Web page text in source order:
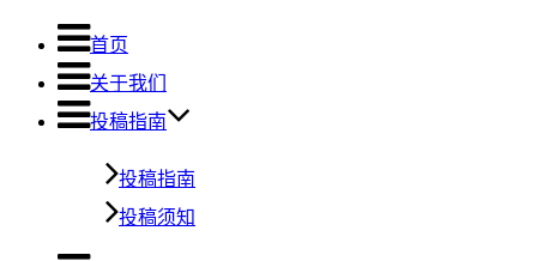
首页
关于我们
投稿指南
投稿指南
投稿须知